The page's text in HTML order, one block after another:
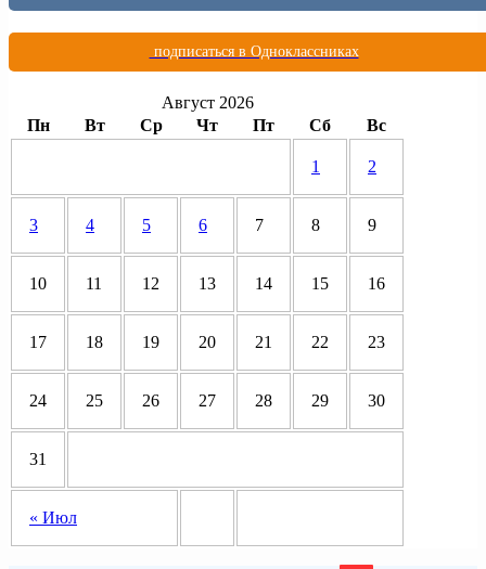
подписаться в Одноклассниках
Август 2026
Пн
Вт Ср Чт Пт Сб Вс
« Июл
1 2
3 4 5 6 7 8 9
10 11 12 13 14 15 16
17 18 19 20 21 22 23
24 25 26 27 28 29 30
31